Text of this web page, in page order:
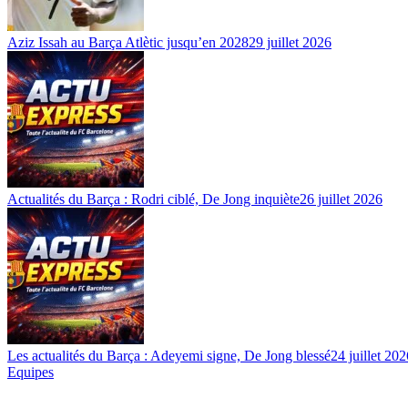
Aziz Issah au Barça Atlètic jusqu’en 202829 juillet 2026
Actualités du Barça : Rodri ciblé, De Jong inquiète26 juillet 2026
Les actualités du Barça : Adeyemi signe, De Jong blessé24 juillet
Equipes